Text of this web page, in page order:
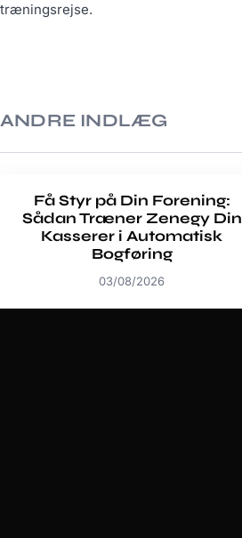
træningsrejse.
ANDRE INDLÆG
Få Styr på Din Forening:
Sådan Træner Zenegy Din
Kasserer i Automatisk
Bogføring
03/08/2026